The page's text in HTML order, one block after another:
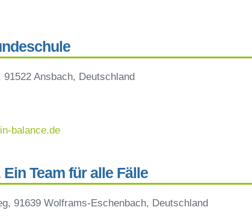
Ansbach, Deutschland
balance.de
Team für alle Fälle
91639 Wolframs-Eschenbach, Deutschland